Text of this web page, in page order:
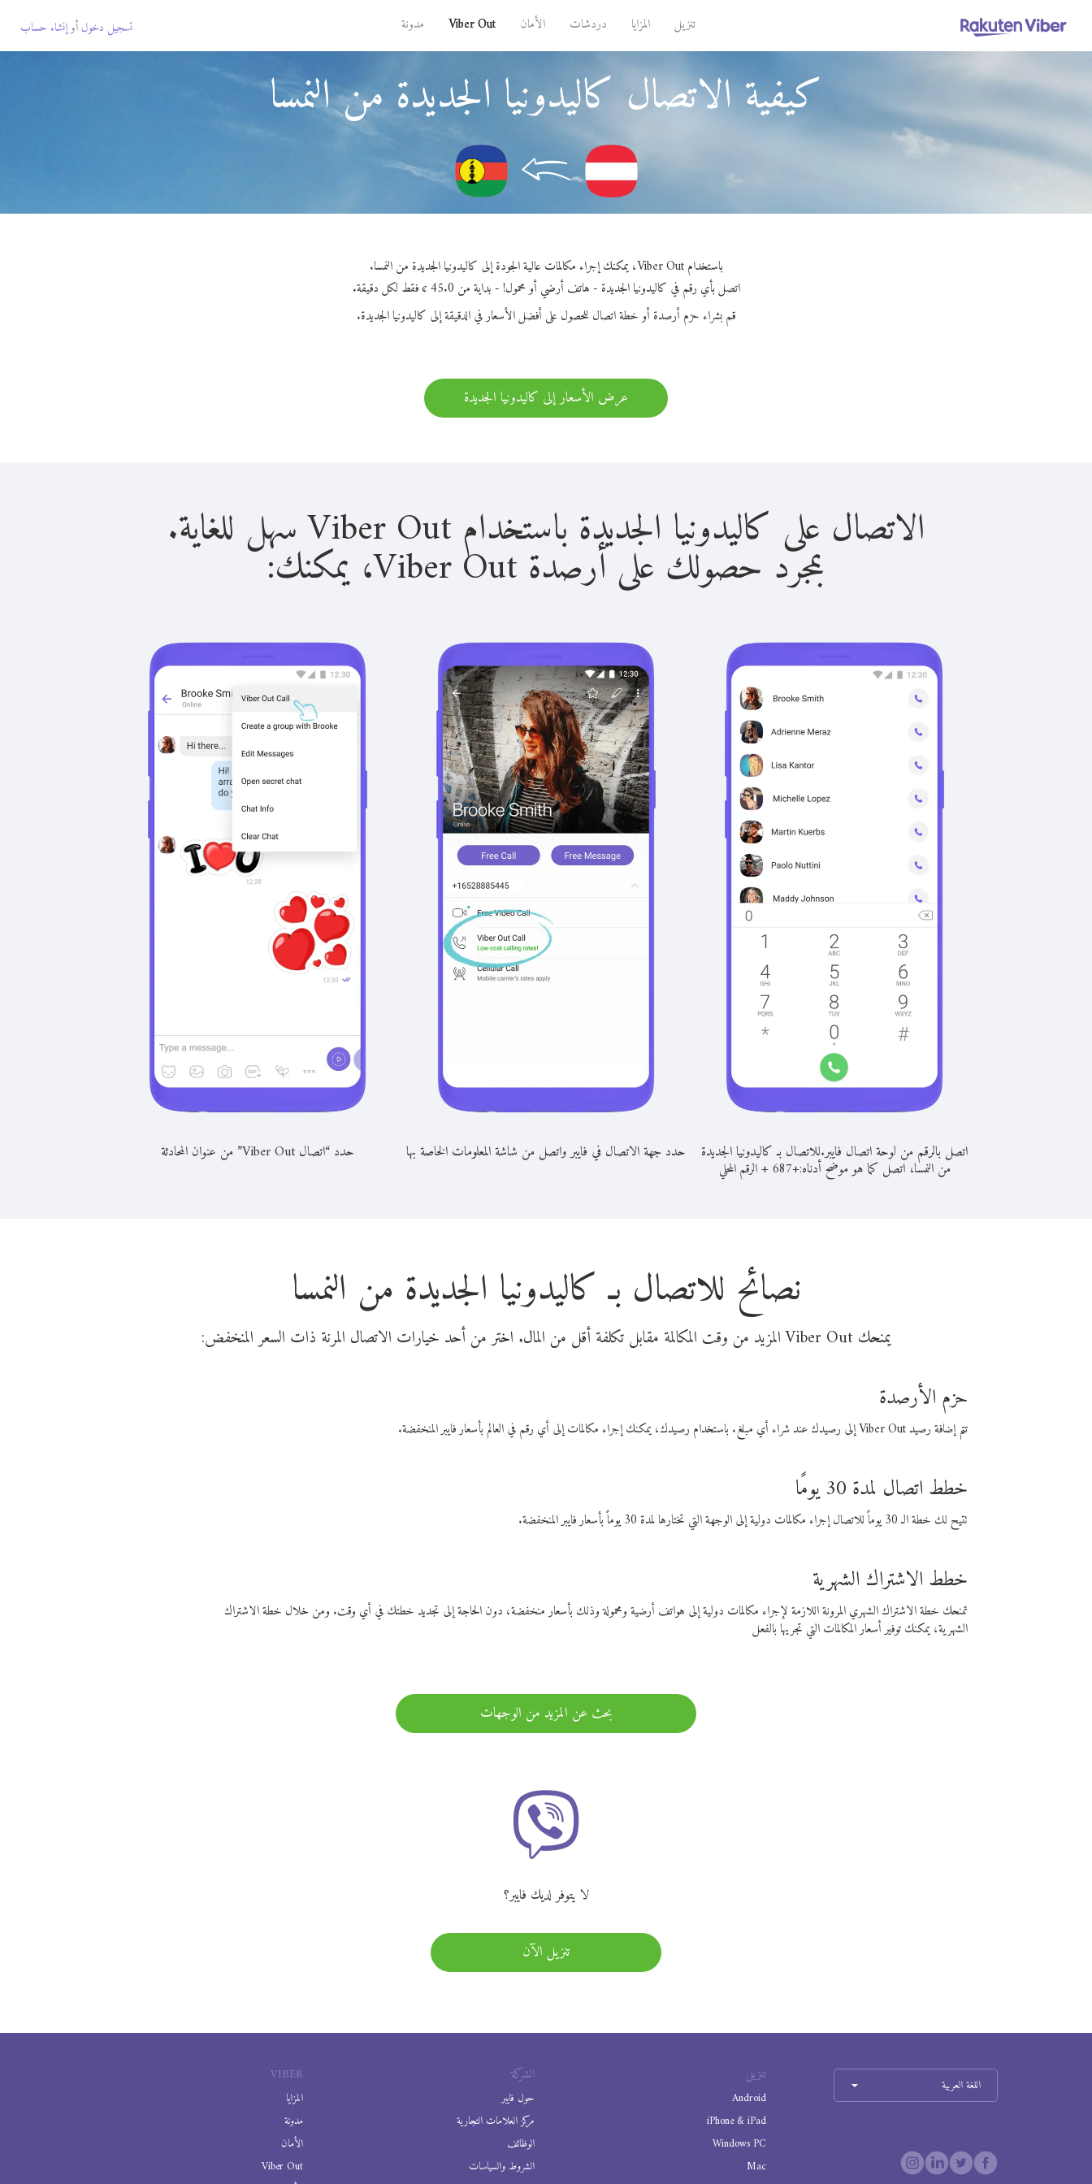
تنزيل المزايا دردشات الأمان Viber Out مدونة تسجيل دخول أوإنشاء حساب
كيفية الاتصال كاليدونيا الجديدة من النمسا
باستخدام Viber Out، يمكنك إجراء مكالمات عالية الجودة إلى كاليدونيا الجديدة من النمسا.
اتصل بأي رقم في كاليدونيا الجديدة - هاتف أرضي أو محمول! - بداية من 45.0 ¢ فقط لكل دقيقة.
قم بشراء حزم أرصدة أو خطة اتصال للحصول على أفضل الأسعار في الدقيقة إلى كاليدونيا الجديدة.
عرض الأسعار إلى كاليدونيا الجديدة
الاتصال على كاليدونيا الجديدة باستخدام Viber Out سهل للغاية.
بمجرد حصولك على أرصدة Viber Out، يمكنك:
اتصل بالرقم من لوحة اتصال فايبر.للاتصال بـ كاليدونيا الجديدة
من النمسا، اتصل كما هو موضح أدناه:+
687
+الرقم المحلي
حدد جهة الاتصال في فايبر واتصل من شاشة المعلومات الخاصة بها حدد “اتصال Viber Out” من عنوان المحادثة
نصائح للاتصال بـ كاليدونيا الجديدة من النمسا
يمنحك Viber Out المزيد من وقت المكالمة مقابل تكلفة أقل من المال. اختر من أحد خيارات الاتصال المرنة ذات السعر المنخفض:
حزم الأرصدة
تتم إضافة رصيد Viber Out إلى رصيدك عند شراء أي مبلغ. باستخدام رصيدك، يمكنك إجراء مكالمات إلى أي رقم في العالم بأسعار فايبر المنخفضة.
خطط اتصال لمدة 30 يومًا
تتيح لك خطة الـ 30 يوماً للاتصال إجراء مكالمات دولية إلى الوجهة التي تختارها لمدة 30 يوماً بأسعار فايبر المنخفضة.
خطط الاشتراك الشهرية
تمنحك خطة الاشتراك الشهري المرونة اللازمة لإجراء مكالمات دولية إلى هواتف أرضية ومحمولة وذلك بأسعار منخفضة، دون الحاجة إلى تجديد خطتك في أي وقت. ومن خلال خطة الاشتراك
الشهرية، يمكنك توفير أسعار المكالمات التي تجريها بالفعل
بحث عن المزيد من الوجهات
لا يتوفر لديك فايبر؟
تنزيل الآن
VIBER
المزايا
مدونة
الأمان
Viber Out
الشركة
حول فايبر
مركز العلامات التجارية
الوظائف
الشروط والسياسات
تنزيل
Android
iPhone & iPad
Windows PC
Mac
اللغة العربية